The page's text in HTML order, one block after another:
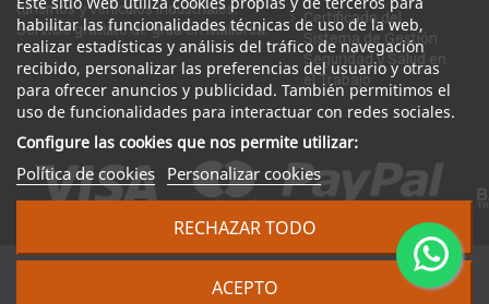
habilitar las funcionalidades técnicas de uso de la web,
realizar estadísticas y análisis del tráfico de navegación
recibido, personalizar las preferencias del usuario y otras
para ofrecer anuncios y publicidad. También permitimos el
uso de funcionalidades para interactuar con redes sociales.
Configure las cookies que nos permite utilizar:
Política de cookies Personalizar cookies
RECHAZAR TODO
ACEPTO
turismos y vehículos industriales.
Servicio gratuito de grúa en Mallorca.
Certificado del
Sistema de Gestión
Seguridad y Salud en
el Trabajo
© 2024 DRA Balear Autodesguaces. Todos los derechos
reservados | Desarrollado por